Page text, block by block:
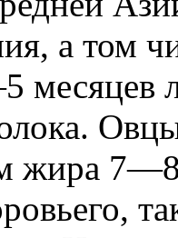
а том
месяцев
жира